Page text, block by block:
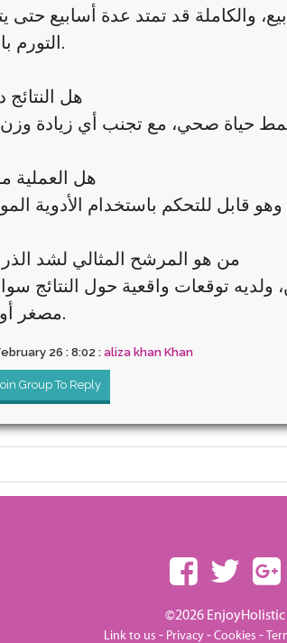
والكاملة قد تمتد عدة أسابيع حتى
التورم بالكامل.
هل النتائج
هل العملية
من هو المرشح المثالي لشد
توقعات واقعية حول النتائج
مصغر أو كامل.
26 : 8:02 :aliza khan Khan
Group To Reply
©2026 EnjoyHolistic
Link to us - Privacy-Cookies-